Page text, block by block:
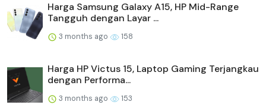
Harga Samsung Galaxy A15, HP Mid-Range
Tangguh dengan Layar ...
3 months ago 158
Harga HP Victus 15, Laptop Gaming Terjangkau
dengan Performa...
3 months ago 153